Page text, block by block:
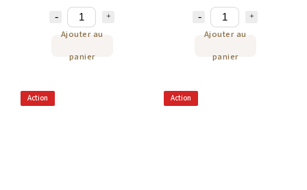
Ajouter au
panier
Ajouter au
panier
Action Action